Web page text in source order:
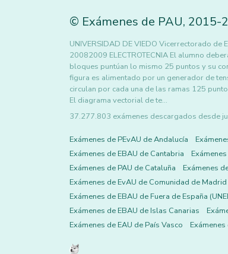
© Exámenes de PAU, 2015-
UNIVERSIDAD DE VIEDO Vicerrectorado de
20082009 ELECTROTECNIA El alumno
bloques puntúan lo mismo 25 puntos y su
figura es alimentado por un generador de
circulan por cada una de las ramas 125
El diagrama vectorial de te…
37.277.803 exámenes descargados desde
Exámenes de PEvAU de Andalucía
Exámenes de EBAU de Cantabria
Exámenes de PAU de Cataluña
Exámenes
Exámenes de EvAU de Comunidad de Madrid
Exámenes de EBAU de Fuera de España
Exámenes de EBAU de Islas Canarias
Exámenes de EAU de País Vasco